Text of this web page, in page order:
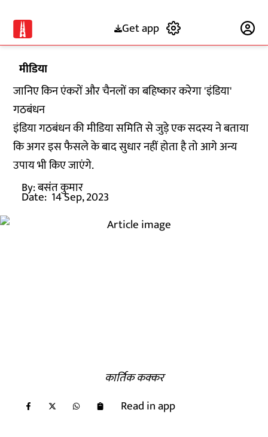
Get app
मीडिया
जानिए किन एंकरों और चैनलों का बहिष्कार करेगा 'इंडिया'
गठबंधन
इंडिया गठबंधन की मीडिया समिति से जुड़े एक सदस्य ने बताया
कि अगर इस फैसले के बाद सुधार नहीं होता है तो आगे अन्य
उपाय भी किए जाएंगे.
By:बसंत कुमार
Date: 14 Sep, 2023
कार्तिक कक्कर
Read in app